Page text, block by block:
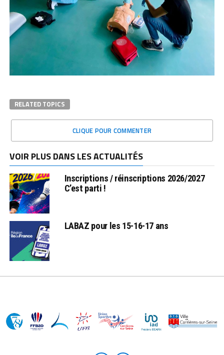
RELATED TOPICS
CLIQUE POUR COMMENTER
VOIR PLUS DANS LES ACTUALITÉS
Inscriptions / réinscriptions 2026/2027
C’est parti !
LABAZ pour les 15-16-17 ans